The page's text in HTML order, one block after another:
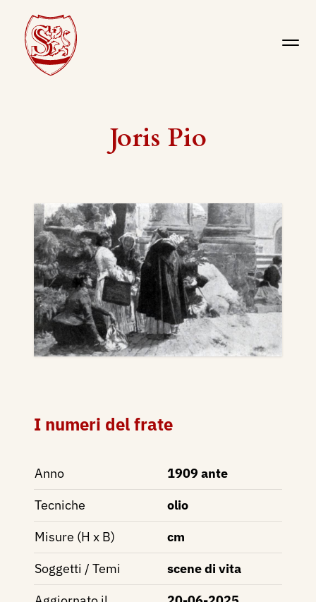
Joris Pio
I numeri del frate
Anno
1909 ante
Tecniche
olio
Misure (H x B)
cm
Soggetti / Temi
scene di vita